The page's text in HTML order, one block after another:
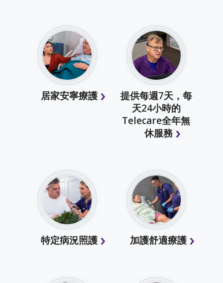
居家安寧療護
提供每週7天，每
天24小時的
Telecare全年無
休服務
特定病況照護 加護舒適療護